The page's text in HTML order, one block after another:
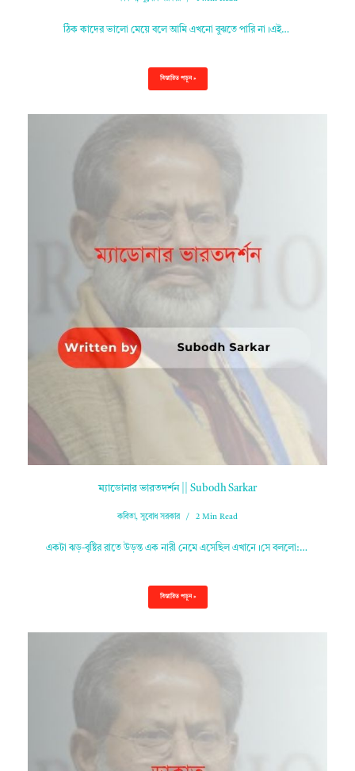
ঠিক কাদের ভালো মেয়ে বলে আমি এখনো বুঝতে পারি না।এই…
বিস্তারিত পড়ুন »
ম্যাডোনার ভারতদর্শন || Subodh Sarkar
কবিতা,সুবোধ সরকার 2 Min Read
একটা ঝড়-বৃষ্টির রাতে উড়ন্ত এক নারী নেমে এসেছিল এখানে।সে বললো:…
বিস্তারিত পড়ুন »